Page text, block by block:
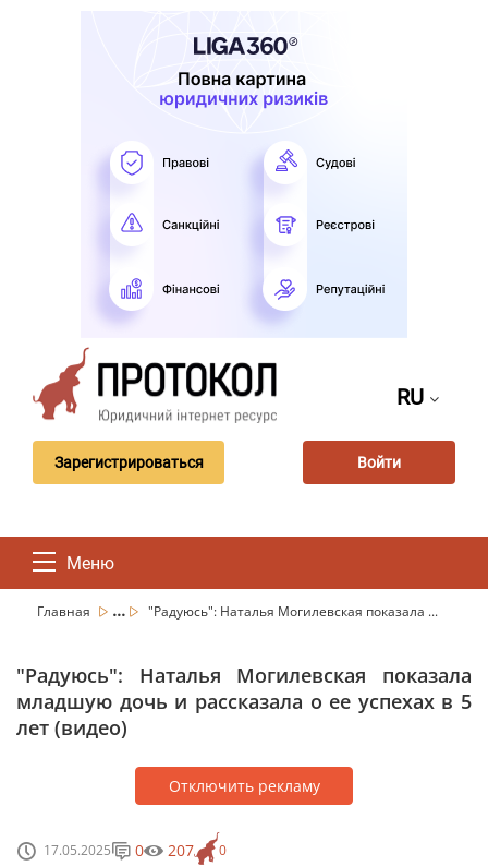
RU
Зарегистрироваться Войти
Меню
Главная ... "Радуюсь": Наталья Могилевская показала ...
"Радуюсь": Наталья Могилевская показала
младшую дочь и рассказала о ее успехах в 5
лет (видео)
Отключить рекламу
17.05.2025 0
0 207